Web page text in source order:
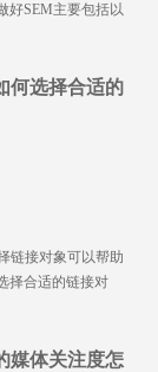
好SEM主要包括以
何选择合适的
链接对象可以帮助
择合适的链接对
媒体关注度怎